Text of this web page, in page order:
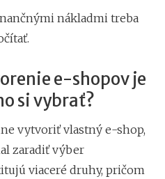
nákladmi treba
e-shopov je
si vybrať?
vytvoriť vlastný e-shop,
zaradiť výber
viaceré druhy, pričom